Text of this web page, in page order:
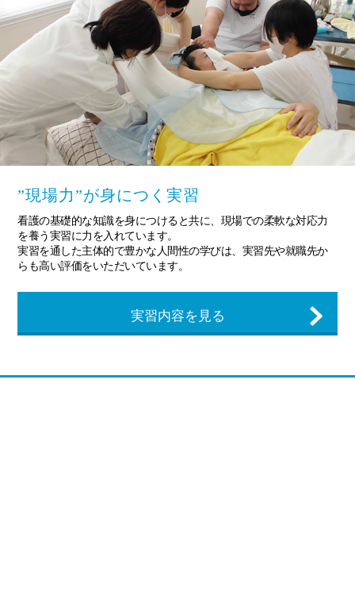
”現場力”が身につく実習
看護の基礎的な知識を身につけると共に、現場での柔軟な対応力
を養う実習に力を入れています。
実習を通した主体的で豊かな人間性の学びは、実習先や就職先か
らも高い評価をいただいています。
実習内容を見る